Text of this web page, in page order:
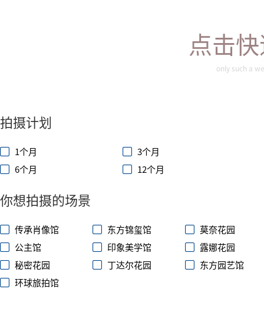
点击
only such a
拍摄计划
1个月
3个月
6个月
12个月
你想拍摄的场景
传承肖像馆 东方锦玺馆
莫奈花园
公主馆
印象美学馆
露娜花园
秘密花园
丁达尔花园
东方园艺馆
环球旅拍馆